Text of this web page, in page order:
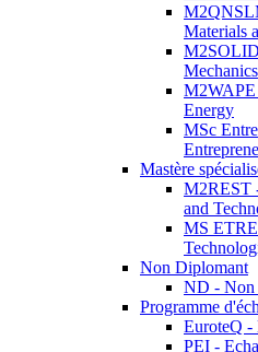
Materials
Mechanics
M2WAPE
Energy
MSc
Mastère
M2REST
and
MS
Non Diplomant
ND - Non
Programme
EuroteQ -
PEI -